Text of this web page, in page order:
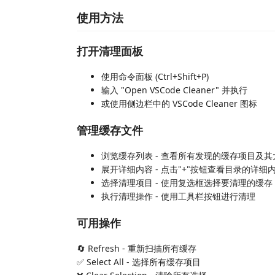
使用方法
打开清理面板
使用命令面板 (Ctrl+Shift+P)
输入 "Open VSCode Cleaner" 并执行
或使用侧边栏中的 VSCode Cleaner 图标
管理缓存文件
浏览缓存列表 - 查看所有发现的缓存项目及其
展开详细内容 - 点击"+"按钮查看目录的详细
选择清理项目 - 使用复选框选择要清理的缓存
执行清理操作 - 使用工具栏按钮进行清理
可用操作
🔄 Refresh - 重新扫描所有缓存
✅ Select All - 选择所有缓存项目